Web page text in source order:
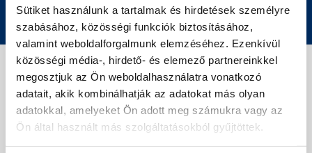
Sütiket használunk a tartalmak és hirdetések személyre
szabásához, közösségi funkciók biztosításához,
valamint weboldalforgalmunk elemzéséhez. Ezenkívül
közösségi média-, hirdető- és elemező partnereinkkel
megosztjuk az Ön weboldalhasználatra vonatkozó
adatait, akik kombinálhatják az adatokat más olyan
adatokkal, amelyeket Ön adott meg számukra vagy az
Ön által használt más szolgáltatásokból gyűjtöttek.
MÉRETEK ÉS ÁRAK
160×75 cm
369.000.- Ft*
– Tágas belső térkialakítás
– Hófehérantibakteriális akril, minőségi